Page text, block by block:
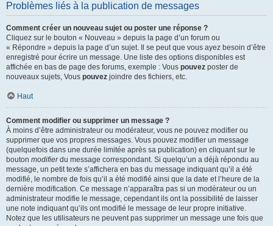
Problèmes liés à la publication de messages
Comment créer un nouveau sujet ou poster une réponse ?
Cliquez sur le bouton « Nouveau » depuis la page d’un forum ou
« Répondre » depuis la page d’un sujet. Il se peut que vous ayez besoin d’être
enregistré pour écrire un message. Une liste des options disponibles est
affichée en bas de page des forums, exemple : Vous pouvez poster de
nouveaux sujets, Vous pouvez joindre des fichiers, etc.
Haut
Comment modifier ou supprimer un message ?
À moins d’être administrateur ou modérateur, vous ne pouvez modifier ou
supprimer que vos propres messages. Vous pouvez modifier un message
(quelquefois dans une durée limitée après sa publication) en cliquant sur le
bouton modifierdu message correspondant. Si quelqu’un a déjà répondu au
message, un petit texte s’affichera en bas du message indiquant qu’il a été
modifié, le nombre de fois qu’il a été modifié ainsi que la date et l’heure de la
dernière modification. Ce message n’apparaîtra pas si un modérateur ou un
administrateur modifie le message, cependant ils ont la possibilité de laisser
une note indiquant qu’ils ont modifié le message de leur propre initiative.
Notez que les utilisateurs ne peuvent pas supprimer un message une fois que